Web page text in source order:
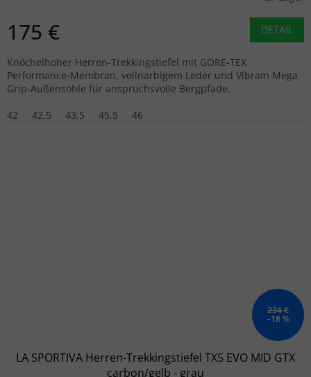
175 € DETAIL
Knöchelhoher Herren-Trekkingstiefel mit GORE-TEX
Performance-Membran, vollnarbigem Leder und Vibram Mega
Grip-Außensohle für anspruchsvolle Bergpfade.
42
42,5 43,5 45,5 46
234 €
–18 %
LA SPORTIVA Herren-Trekkingstiefel TX5 EVO MID GTX
carbon/gelb - grau